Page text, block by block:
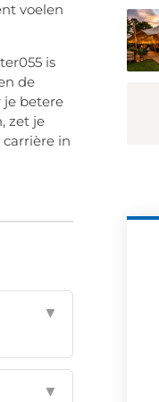
voelen
is
de
je betere
zet je
in
▼
▼